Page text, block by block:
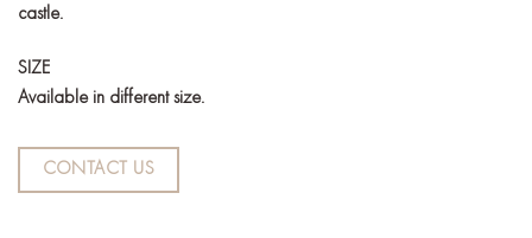
castle.
SIZE
Available in different size.
CONTACT US